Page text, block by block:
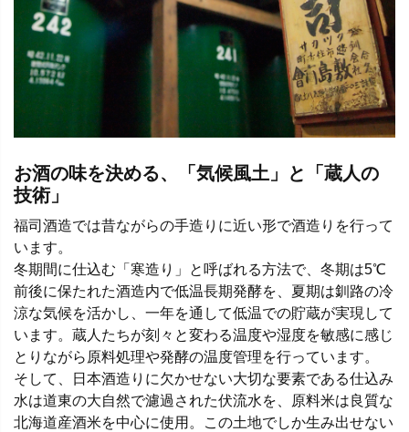
お酒の味を決める、「気候風土」と「蔵人の
技術」
福司酒造では昔ながらの手造りに近い形で酒造りを行って
います。
冬期間に仕込む「寒造り」と呼ばれる方法で、冬期は5℃
前後に保たれた酒造内で低温長期発酵を、夏期は釧路の冷
涼な気候を活かし、一年を通して低温での貯蔵が実現して
います。蔵人たちが刻々と変わる温度や湿度を敏感に感じ
とりながら原料処理や発酵の温度管理を行っています。
そして、日本酒造りに欠かせない大切な要素である仕込み
水は道東の大自然で濾過された伏流水を、原料米は良質な
北海道産酒米を中心に使用。この土地でしか生み出せない